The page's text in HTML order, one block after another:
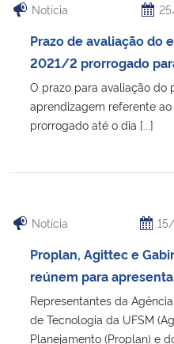
Notícia
Prazo de avaliação do
2021/2 prorrogado
O prazo para avaliação do
aprendizagem referente
prorrogado até o dia [...]
Notícia
Proplan, Agittec e
reúnem para
Representantes da
de Tecnologia da UFSM
Planejamento (Proplan) e